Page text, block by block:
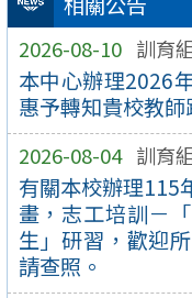
2026-08-10 訓育
本中心辦理2026
惠予轉知貴校教
2026-08-04 訓育
有關本校辦理115
畫，志工培訓－
生」研習，歡迎
請查照。